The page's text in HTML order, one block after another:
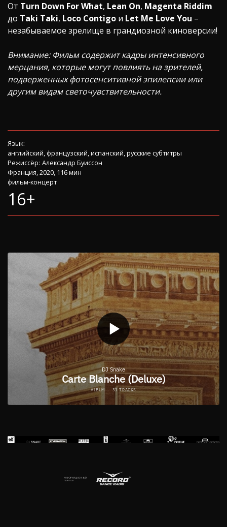
От Turn Down For What, Lean On, Magenta Riddim
до Taki Taki, Loco Contigo и Let Me Love You –
незабываемое зрелище в грандиозной киноверсии!
Внимание: Фильм содержит кадры интенсивного
мерцания, которые могут повлиять на зрителей,
подверженных фотосенситивной эпилепсии или
другим видам светочувствительности.
Язык:
английский, французский, испанский, русские субтитры
Режиссёр: Александр Буиссон
Франция, 2020, 116 мин
фильм-концерт
16+